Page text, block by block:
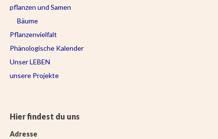
pflanzen und Samen
Bäume
Pflanzenvielfalt
Phänologische Kalender
Unser LEBEN
unsere Projekte
Hier findest du uns
Adresse